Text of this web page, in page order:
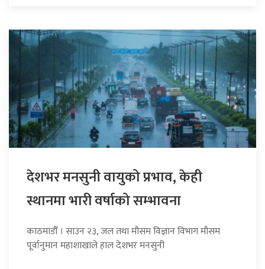
देशभर मनसुनी वायुको प्रभाव, केही
स्थानमा भारी वर्षाको सम्भावना
काठमाडौँ । साउन २३, जल तथा मौसम विज्ञान विभाग मौसम
पूर्वानुमान महाशाखाले हाल देशभर मनसुनी